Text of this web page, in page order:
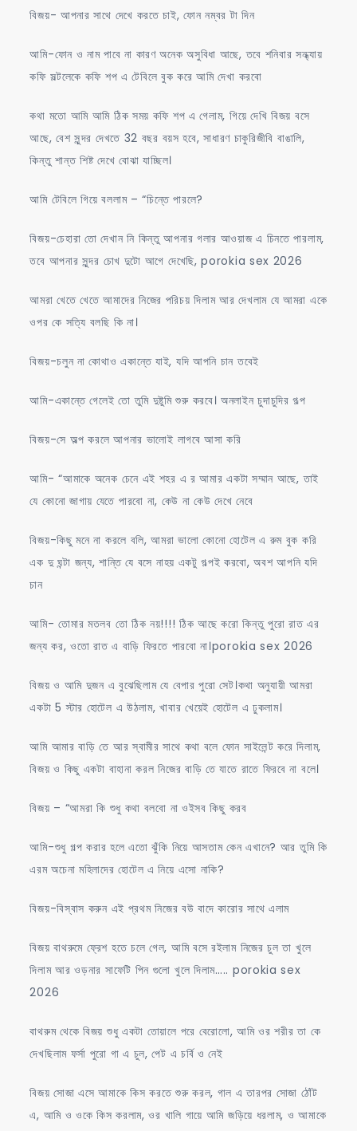
বিজয়- আপনার সাথে দেখে করতে চাই, ফোন নম্বর টা দিন
আমি-ফোন ও নাম পাবে না কারণ অনেক অসুবিধা আছে, তবে শনিবার সন্ধ্যায়
কফি সল্টলেকে কফি শপ এ টেবিলে বুক করে আমি দেখা করবো
কথা মতো আমি আমি ঠিক সময় কফি শপ এ গেলাম, গিয়ে দেখি বিজয় বসে
আছে, বেশ সুন্দর দেখতে 32 বছর বয়স হবে, সাধারণ চাকুরিজীবি বাঙালি,
কিন্তু শান্ত শিষ্ট দেখে বোঝা যাচ্ছিল।
আমি টেবিলে গিয়ে বললাম – “চিন্তে পারলে?
বিজয়-চেহারা তো দেখান নি কিন্তু আপনার গলার আওয়াজ এ চিনতে পারলাম,
তবে আপনার সুন্দর চোখ দুটো আগে দেখেছি, porokia sex 2026
আমরা খেতে খেতে আমাদের নিজের পরিচয় দিলাম আর দেখলাম যে আমরা একে
ওপর কে সত্যি বলছি কি না।
বিজয়-চলুন না কোথাও একান্তে যাই, যদি আপনি চান তবেই
আমি-একান্তে গেলেই তো তুমি দুষ্টুমি শুরু করবে। অনলাইন চুদাচুদির গল্প
বিজয়-সে অল্প করলে আপনার ভালোই লাগবে আসা করি
আমি- “আমাকে অনেক চেনে এই শহর এ র আমার একটা সম্মান আছে, তাই
যে কোনো জাগায় যেতে পারবো না, কেউ না কেউ দেখে নেবে
বিজয়-কিছু মনে না করলে বলি, আমরা ভালো কোনো হোটেল এ রুম বুক করি
এক দু ঘন্টা জন্য, শান্তি যে বসে নাহয় একটু গল্পই করবো, অবশ আপনি যদি
চান
আমি- তোমার মতলব তো ঠিক নয়!!!! ঠিক আছে করো কিন্তু পুরো রাত এর
জন্য কর, ওতো রাত এ বাড়ি ফিরতে পারবো না।porokia sex 2026
বিজয় ও আমি দুজন এ বুঝেছিলাম যে বেপার পুরো সেট।কথা অনুযায়ী আমরা
একটা 5 স্টার হোটেল এ উঠলাম, খাবার খেয়েই হোটেল এ ঢুকলাম।
আমি আমার বাড়ি তে আর স্বামীর সাথে কথা বলে ফোন সাইলেন্ট করে দিলাম,
বিজয় ও কিছু একটা বাহানা করল নিজের বাড়ি তে যাতে রাতে ফিরবে না বলে।
বিজয় – “আমরা কি শুধু কথা বলবো না ওইসব কিছু করব
আমি-শুধু গল্প করার হলে এতো ঝুঁকি নিয়ে আসতাম কেন এখানে? আর তুমি কি
এরম অচেনা মহিলাদের হোটেল এ নিয়ে এসো নাকি?
বিজয়-বিস্বাস করুন এই প্রথম নিজের বউ বাদে কারোর সাথে এলাম
বিজয় বাথরুমে ফ্রেশ হতে চলে গেল, আমি বসে রইলাম নিজের চুল তা খুলে
দিলাম আর ওড়নার সাফেটি পিন গুলো খুলে দিলাম….. porokia sex
2026
বাথরুম থেকে বিজয় শুধু একটা তোয়ালে পরে বেরোলো, আমি ওর শরীর তা কে
দেখছিলাম ফর্সা পুরো গা এ চুল, পেট এ চর্বি ও নেই
বিজয় সোজা এসে আমাকে কিস করতে শুরু করল, গাল এ তারপর সোজা ঠোঁট
এ, আমি ও ওকে কিস করলাম, ওর খালি গায়ে আমি জড়িয়ে ধরলাম, ও আমাকে